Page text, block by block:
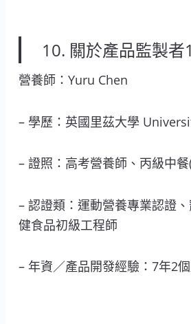
10. 關於產品監製者1
營養師：Yuru Chen
– 學歷：英國里茲大學
– 證照：高考營養師、丙級中
– 認證類：運動營養專業認證
健食品初級工程師
– 年資／產品開發經驗：7年2